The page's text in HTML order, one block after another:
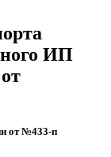
ИП
от №433-п